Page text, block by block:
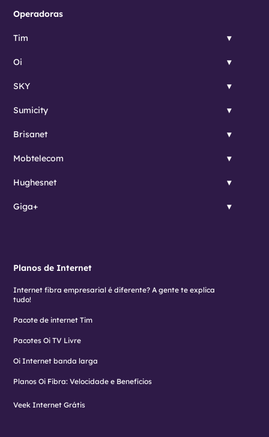
Operadoras
Tim
Oi
SKY
Sumicity
Brisanet
Mobtelecom
Hughesnet
Giga+
Planos de Internet
Internet fibra empresarial é diferente? A gente te explica
tudo!
Pacote de internet Tim
Pacotes Oi TV Livre
Oi Internet banda larga
Planos Oi Fibra: Velocidade e Benefícios
Veek Internet Grátis